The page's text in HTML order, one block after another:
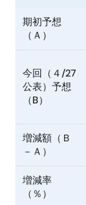
期初予想
（Ａ）
今回（４/27
公表）予想
（B）
増減額（Ｂ
－Ａ）
増減率
（％）